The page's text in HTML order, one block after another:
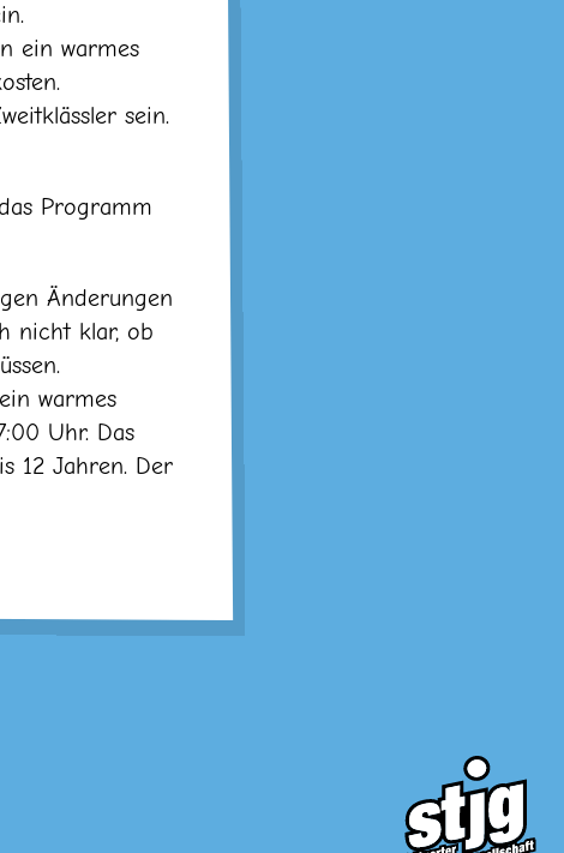
ein warmes
sein.
Programm
Änderungen
nicht klar, ob
warmes
Uhr. Das
12 Jahren. Der